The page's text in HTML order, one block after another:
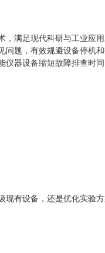
，满足现代科研与工业应
问题，有效规避设备停机和
器设备缩短故障排查时
现有设备，还是优化实验